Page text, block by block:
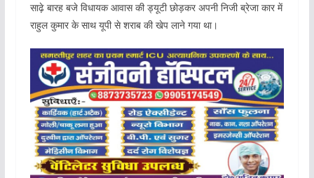
साढ़े बारह बजे विधायक आवास की ड्यूटी छोड़कर अपनी निजी ब्रेजा कार में
राहुल कुमार के साथ यूपी से शराब की खेप लाने गया था।